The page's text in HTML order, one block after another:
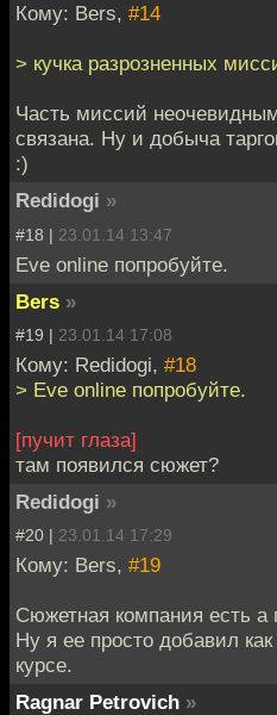
Кому: Bers, #14
> кучка разрозненных
Часть миссий
связана. Ну и добыча
:)
Redidogi »
#18 | 23.01.14 13:47
Eve online попробуйте.
Bers »
#19 | 23.01.14 17:08
Кому: Redidogi, #18
> Eve online попробуйте.
[пучит глаза]
там появился сюжет?
Redidogi »
#20 | 23.01.14 17:29
Кому: Bers, #19
Сюжетная компания есть
Ну я ее просто добавил
курсе.
Ragnar Petrovich »